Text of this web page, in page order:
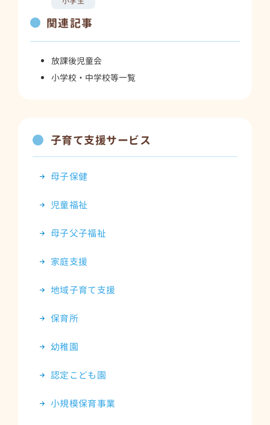
関連記事
放課後児童会
小学校・中学校等一覧
子育て支援サービス
母子保健
児童福祉
母子父子福祉
家庭支援
地域子育て支援
保育所
幼稚園
認定こども園
小規模保育事業